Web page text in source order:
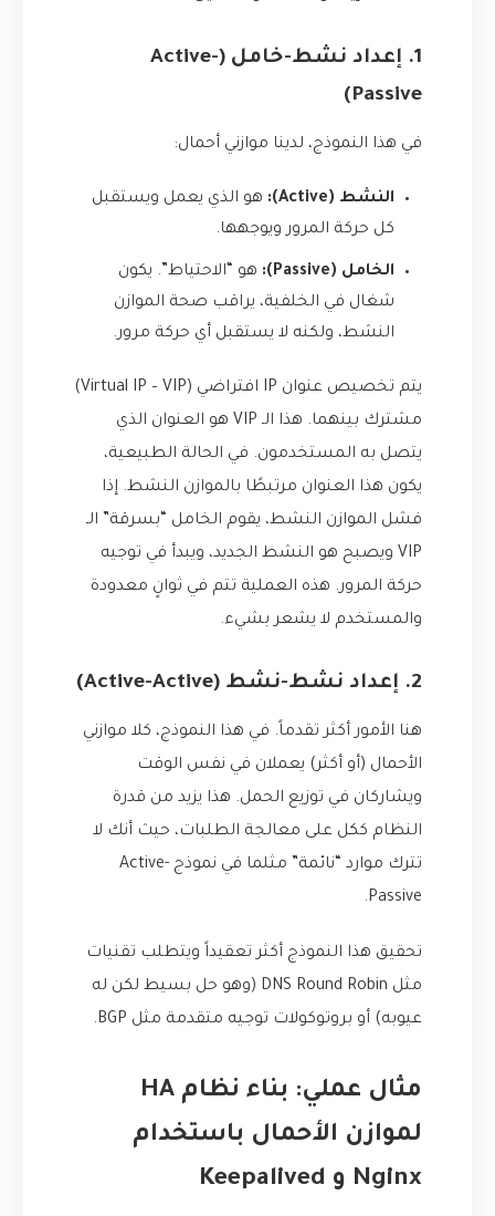
1. إعداد نشط-خامل (Active-
Passive)
في هذا النموذج، لدينا موازني أحمال:
النشط (Active):
هو الذي يعمل ويستقبل
كل حركة المرور ويوجهها.
الخامل (Passive):
هو “الاحتياط”. يكون
شغال في الخلفية، يراقب صحة الموازن
النشط، ولكنه لا يستقبل أي حركة مرور.
يتم تخصيص عنوان IP افتراضي (Virtual IP – VIP)
مشترك بينهما. هذا الـ VIP هو العنوان الذي
يتصل به المستخدمون. في الحالة الطبيعية،
يكون هذا العنوان مرتبطًا بالموازن النشط. إذا
فشل الموازن النشط، يقوم الخامل “بسرقة” الـ
VIP ويصبح هو النشط الجديد، ويبدأ في توجيه
حركة المرور. هذه العملية تتم في ثوانٍ معدودة
والمستخدم لا يشعر بشيء.
2. إعداد نشط-نشط (Active-Active)
هنا الأمور أكثر تقدماً. في هذا النموذج، كلا موازني
الأحمال (أو أكثر) يعملان في نفس الوقت
ويشاركان في توزيع الحمل. هذا يزيد من قدرة
النظام ككل على معالجة الطلبات، حيث أنك لا
تترك موارد “نائمة” مثلما في نموذج Active-
Passive.
تحقيق هذا النموذج أكثر تعقيداً ويتطلب تقنيات
مثل DNS Round Robin (وهو حل بسيط لكن له
عيوبه) أو بروتوكولات توجيه متقدمة مثل BGP.
مثال عملي: بناء نظام HA
لموازن الأحمال باستخدام
Nginx و Keepalived